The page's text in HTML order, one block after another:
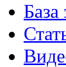
База